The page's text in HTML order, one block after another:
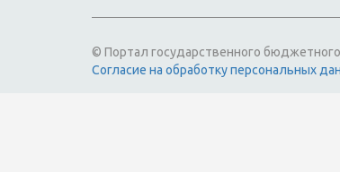
© Портал государственного
Согласие на обработку персональных